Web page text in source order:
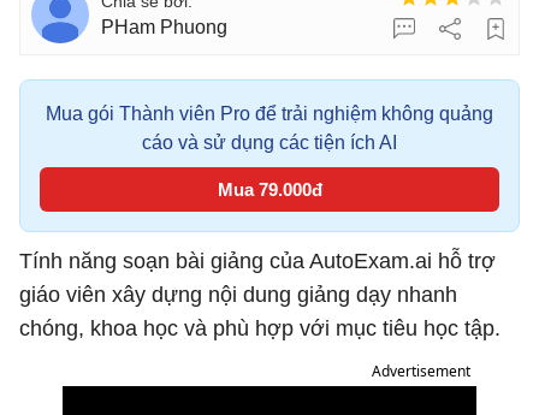
PHam Phuong
Mua gói Thành viên Pro để trải nghiệm không quảng
cáo và sử dụng các tiện ích AI
Mua 79.000đ
Tính năng soạn bài giảng của AutoExam.ai hỗ trợ
giáo viên xây dựng nội dung giảng dạy nhanh
chóng, khoa học và phù hợp với mục tiêu học tập.
Advertisement